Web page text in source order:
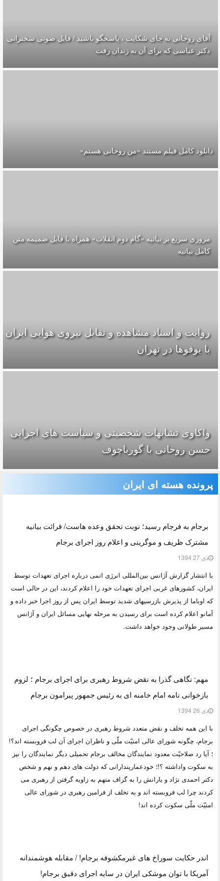
آقای روحانی به جای شکایت ، پاسخگو باشید / فایل صوتی سخنرانی
دکتر عباسی که برای آن به زندان رفت
دانلود کامل فیلم مستند «من روحانی هستم»
مروری سریع بر بیانیه «گام دوم انقلاب» همراه با فایل ضمیمه متن
کامل بیانیه
روایت و اسناد مشاهده و تقابل نیروی هوایی ایران
با یوفوها در تهران
واکاوی تشابهات شخصیتی و سیاست های اجرایی
حسن روحانی با گورباچوف
پرونده هسته ای ایران
برجام به فرجام رسید؛ نوبت تحقق وعده هاست/ قرائت بیانیه
مشترک ظریف و موگرینی و اعلام روز اجرای برجام
دی 27 1394
با انتشار گزارش آژانس بین‌المللی انرژی اتمی درباره اجرای تعهدات توسط
ایران، کشورهای غربی اجرای تعهدات خود را اعلام کردند، این در حالی است
که اوباما از پذیرش بازرسی‎های شدید توسط ایران پس از روز اجرا خبر داده و
آمانو اعلام کرده است برای رسیدن به مرحله نهایی مسائل ایران و آژانس
مسیر طولانی وجود خواهد داشت.
مهم: نگاهی گذرا به نقض شروط رهبری برای اجرای برجام ؛ لزوم
بازخوانی نامه امام خامنه ای به رئیس جمهور پیرامون برجام
دی 26 1394
با این همه تخلف و نقض متعدد شروط رهبری در خصوص چگونگی اجرای
برجام، چگونه شورای عالی امنیّت ملّی و ناظران اجرای آن لب فروبسته اند؟!
؛ آیا رد صلاحیّت معدود نمایندگان مخالف برجام تحمیلی دیگر نمایندگان را نیز
به سکوت واداشته ؟!؛ خودعمارپندارانی که دولت های دهم و نهم و شخص
دکتر احمدی نژاد و یارانش را به گزاف متهم به زاویه گرفتن از رهبری می
کردند چرا لب فروبسته اند و به تخلف از فرامین رهبری در شورای عالی
امنیّت ملّی سکوت کرده اند!
اندر حکایت سوراخ های غیرمکشوفه برجام! / مقابله هوشمندانه
آمریکا با توان موشکی ایران در سایه اجرای دقیق برجام!